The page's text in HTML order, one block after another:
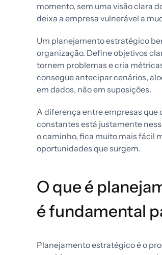
momento, sem uma visão clara
deixa a empresa vulnerável a
Um planejamento estratégico
organização. Define objetivos
tornem problemas e cria
consegue antecipar cenários,
em dados, não em suposições.
A diferença entre empresas
constantes está justamente
o caminho, fica muito mais fácil
oportunidades que surgem.
O que é
é fundamental
Planejamento estratégico é o